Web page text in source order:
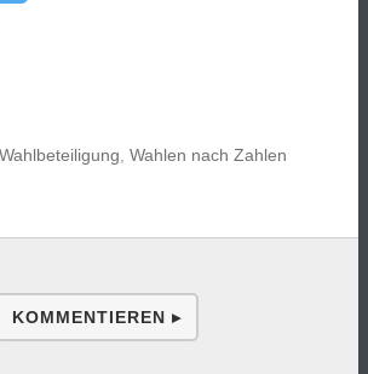
Wahlbeteiligung, Wahlen nach Zahlen
KOMMENTIEREN ▸